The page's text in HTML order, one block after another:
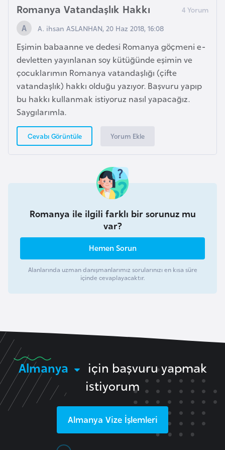
Romanya Vatandaşlık Hakkı
A. ihsan ASLANHAN, 20 Haz 2018, 16:08
Eşimin babaanne ve dedesi Romanya göçmeni e-
devletten yayınlanan soy kütüğünde eşimin ve
çocuklarımın Romanya vatandaşlığı (çifte
vatandaşlık) hakkı olduğu yazıyor. Başvuru yapıp
bu hakkı kullanmak istiyoruz nasıl yapacağız.
Saygılarımla.
Cevabı Görüntüle Yorum Ekle
Romanya ile ilgili farklı bir sorunuz mu
var?
Hemen Sorun
Alanlarında uzman danışmanlarımız sorularınızı en kısa süre
içinde cevaplayacaktır.
Almanya
için başvuru yapmak
istiyorum
Almanya Vize İşlemleri
k
B
u
l
g
a
r
t
k
o
Ç
a
d